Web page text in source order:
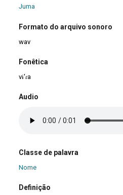
Juma
Formato do arquivo sonoro
wav
Fonêtica
vɨ'ɾa
Audio
Classe de palavra
Nome
Definição